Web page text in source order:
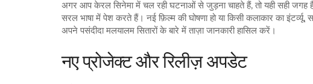
अगर आप केरल सिनेमा में चल रही घटनाओं से जुड़ना चाहते हैं, तो यही सही जगह
सरल भाषा में पेश करते हैं। नई फ़िल्म की घोषणा हो या किसी कलाकार का
अपने पसंदीदा मलयालम सितारों के बारे में ताज़ा जानकारी हासिल करें।
नए प्रोजेक्ट और रिलीज़ अपडेट